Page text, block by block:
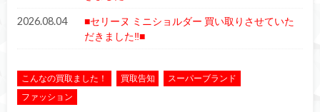
2026.08.04
■セリーヌ ミニショルダー 買い取りさせていた
だきました‼■
こんなの買取ました！ 買取告知
スーパーブランド
ファッション